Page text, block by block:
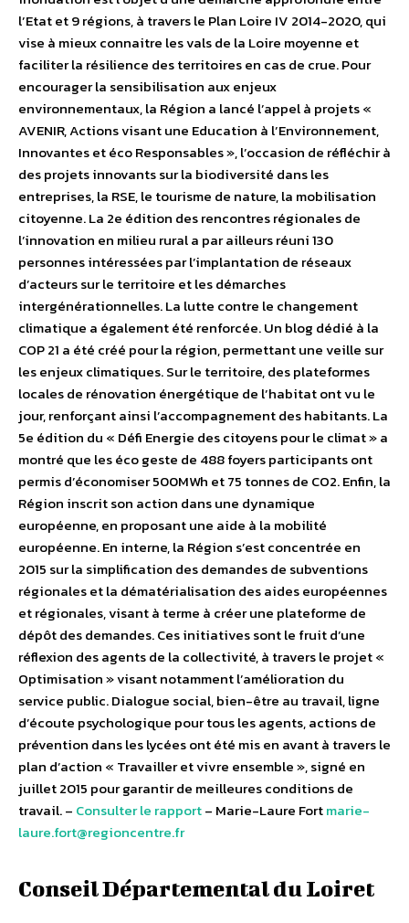
l’Etat et 9 régions, à travers le Plan Loire IV 2014-2020, qui
vise à mieux connaitre les vals de la Loire moyenne et
faciliter la résilience des territoires en cas de crue. Pour
encourager la sensibilisation aux enjeux
environnementaux, la Région a lancé l’appel à projets «
AVENIR, Actions visant une Education à l’Environnement,
Innovantes et éco Responsables », l’occasion de réfléchir à
des projets innovants sur la biodiversité dans les
entreprises, la RSE, le tourisme de nature, la mobilisation
citoyenne. La 2e édition des rencontres régionales de
l’innovation en milieu rural a par ailleurs réuni 130
personnes intéressées par l’implantation de réseaux
d’acteurs sur le territoire et les démarches
intergénérationnelles. La lutte contre le changement
climatique a également été renforcée. Un blog dédié à la
COP 21 a été créé pour la région, permettant une veille sur
les enjeux climatiques. Sur le territoire, des plateformes
locales de rénovation énergétique de l’habitat ont vu le
jour, renforçant ainsi l’accompagnement des habitants. La
5e édition du « Défi Energie des citoyens pour le climat » a
montré que les éco geste de 488 foyers participants ont
permis d’économiser 500MWh et 75 tonnes de CO2. Enfin, la
Région inscrit son action dans une dynamique
européenne, en proposant une aide à la mobilité
européenne. En interne, la Région s’est concentrée en
2015 sur la simplification des demandes de subventions
régionales et la dématérialisation des aides européennes
et régionales, visant à terme à créer une plateforme de
dépôt des demandes. Ces initiatives sont le fruit d’une
réflexion des agents de la collectivité, à travers le projet «
Optimisation » visant notamment l’amélioration du
service public. Dialogue social, bien-être au travail, ligne
d’écoute psychologique pour tous les agents, actions de
prévention dans les lycées ont été mis en avant à travers le
plan d’action « Travailler et vivre ensemble », signé en
juillet 2015 pour garantir de meilleures conditions de
travail. – Consulter le rapport– Marie-Laure Fortmarie-
laure.fort@regioncentre.fr
Conseil Départemental du Loiret